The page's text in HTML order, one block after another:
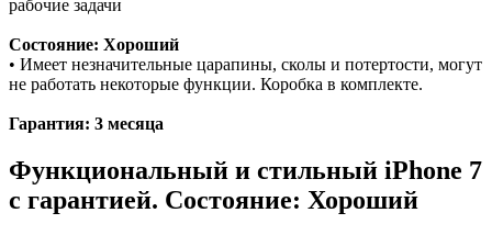
рабочие задачи
Состояние: Хороший
• Имеет незначительные царапины, сколы и потертости, могут
не работать некоторые функции. Коробка в комплекте.
Гарантия: 3 месяца
Функциональный и стильный iPhone 7
с гарантией. Состояние: Хороший